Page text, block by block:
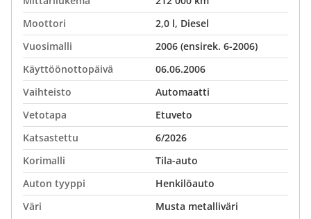
Moottori
2,0 l, Diesel
Vuosimalli
2006 (ensirek. 6-2006)
Käyttöönottopäivä
06.06.2006
Vaihteisto
Automaatti
Vetotapa
Etuveto
Katsastettu
6/2026
Korimalli
Tila-auto
Auton tyyppi
Henkilöauto
Väri
Musta metalliväri